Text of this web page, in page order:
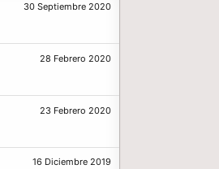
30 Septiembre 2020
28 Febrero 2020
23 Febrero 2020
16 Diciembre 2019